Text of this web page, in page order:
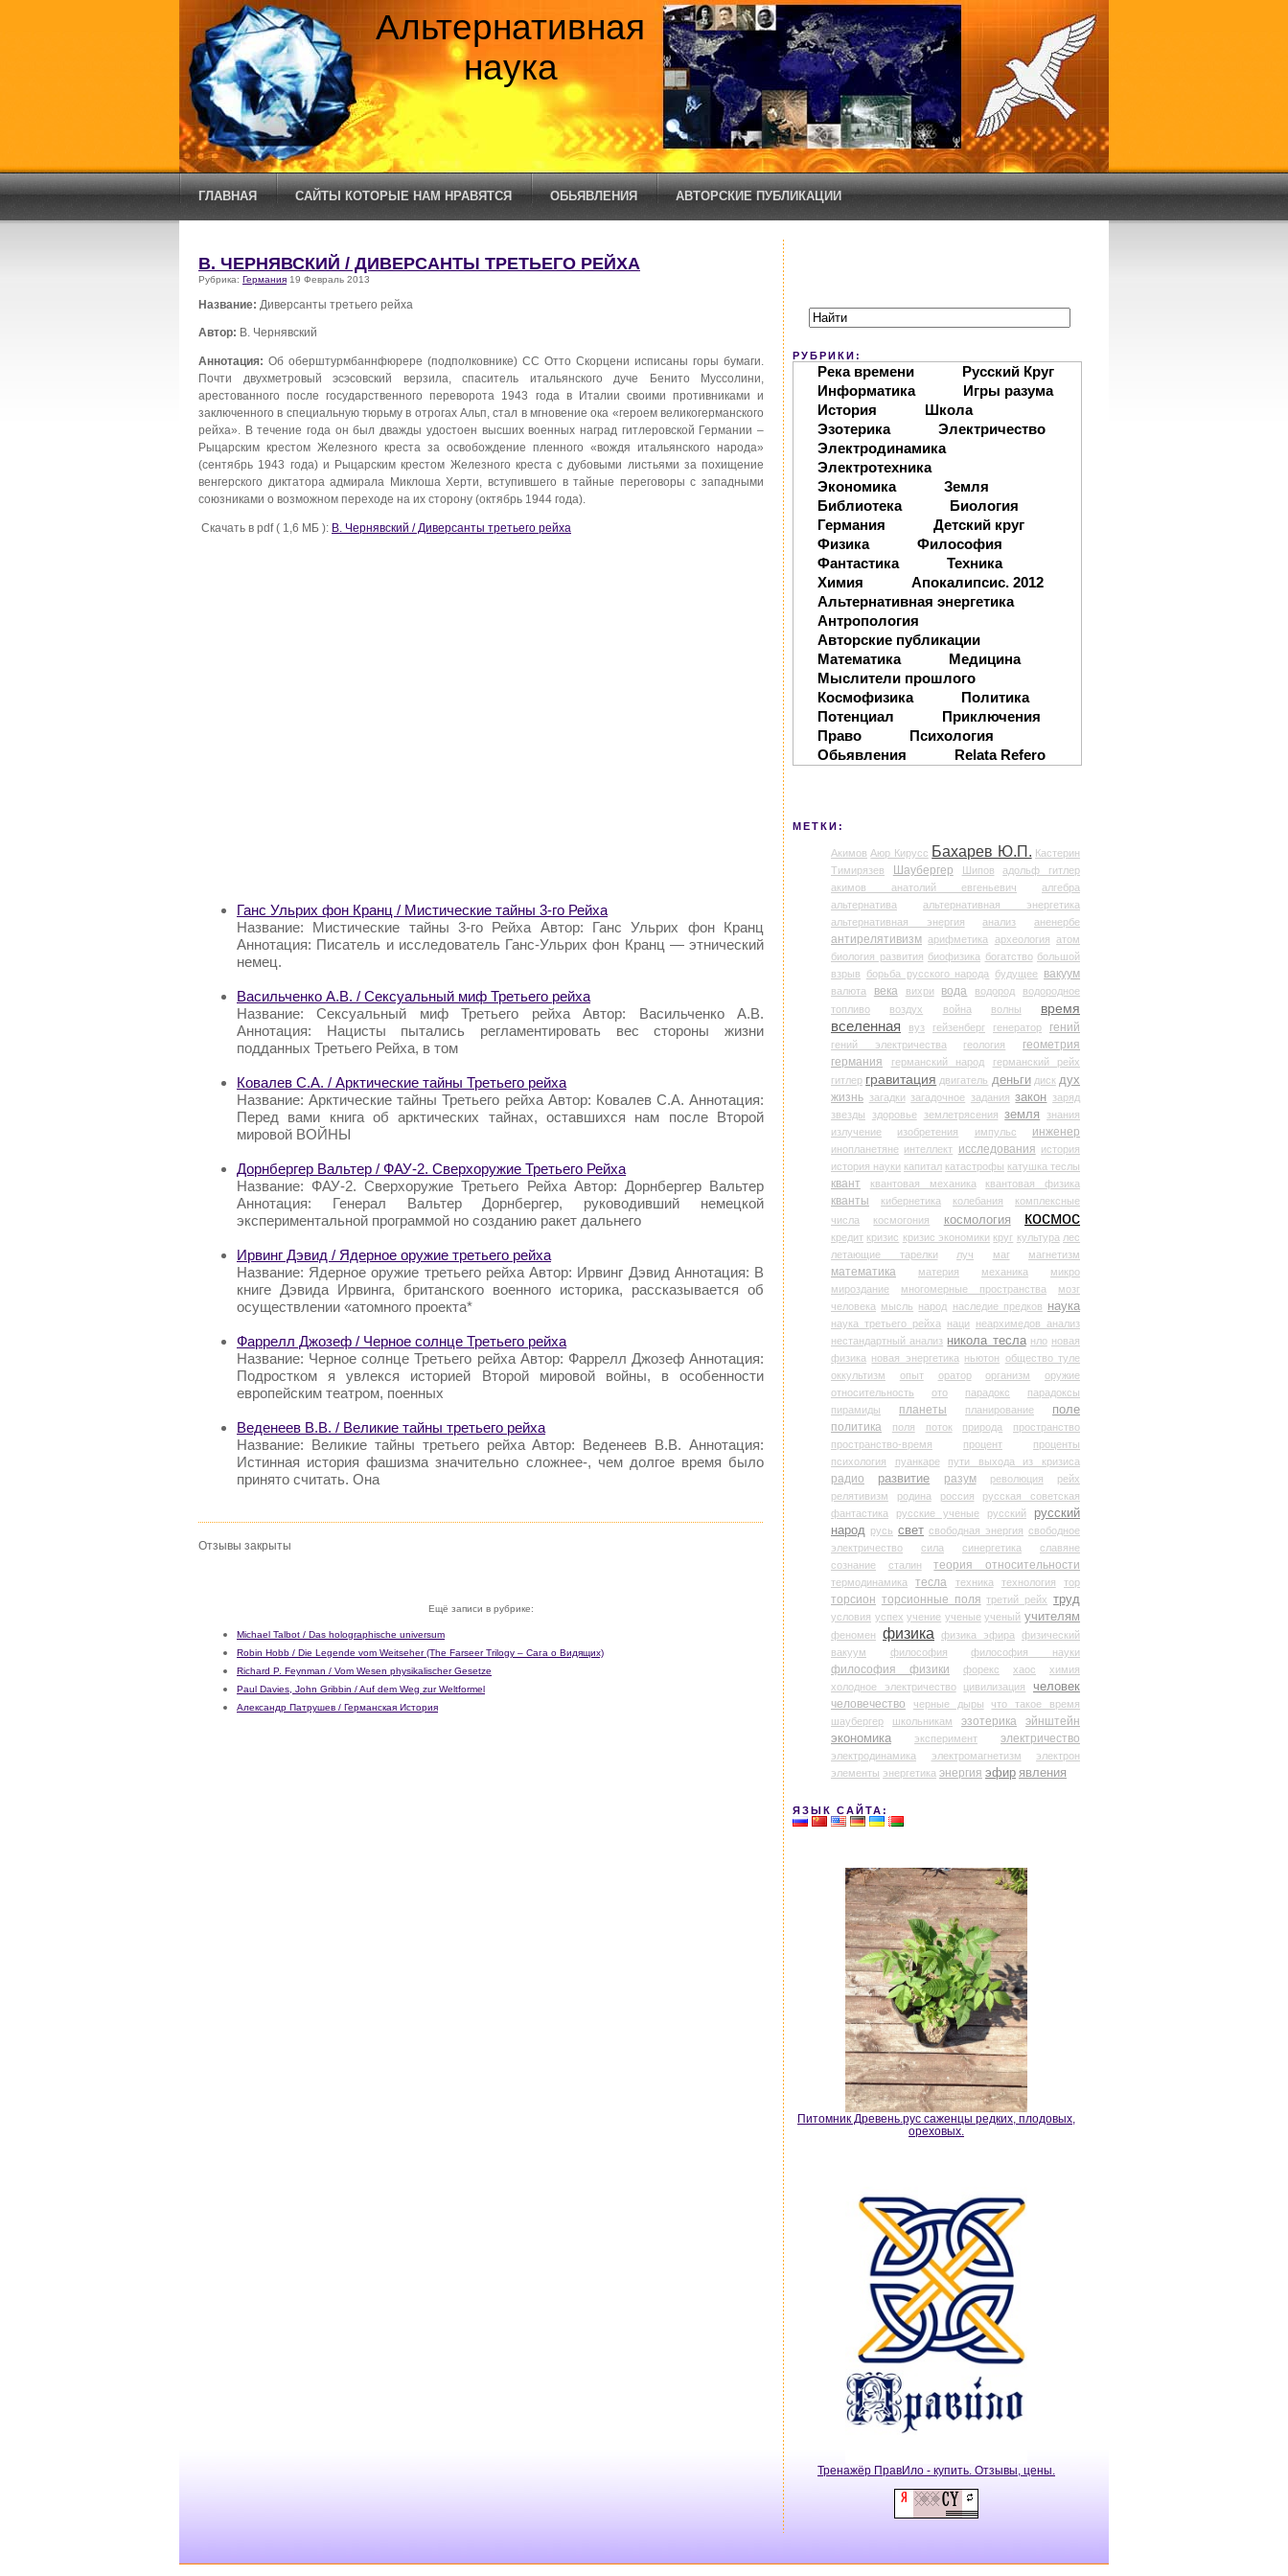
Альтернативная
наука
ГЛАВНАЯ САЙТЫ КОТОРЫЕ НАМ НРАВЯТСЯ ОБЬЯВЛЕНИЯ АВТОРСКИЕ ПУБЛИКАЦИИ
В. ЧЕРНЯВСКИЙ / ДИВЕРСАНТЫ ТРЕТЬЕГО РЕЙХА
Рубрика: Германия 19 Февраль 2013
Название: Диверсанты третьего рейха
Автор: В. Чернявский
Аннотация: Об оберштурмбаннфюрере (подполковнике) СС Отто Скорцени исписаны горы бумаги.
Почти двухметровый эсэсовский верзила, спаситель итальянского дуче Бенито Муссолини,
арестованного после государственного переворота 1943 года в Италии своими противниками и
заключенного в специальную тюрьму в отрогах Альп, стал в мгновение ока «героем великогерманского
рейха». В течение года он был дважды удостоен высших военных наград гитлеровской Германии –
Рыцарским крестом Железного креста за освобождение пленного «вождя итальянского народа»
(сентябрь 1943 года) и Рыцарским крестом Железного креста с дубовыми листьями за похищение
венгерского диктатора адмирала Миклоша Херти, вступившего в тайные переговоры с западными
союзниками о возможном переходе на их сторону (октябрь 1944 года).
Скачать в pdf ( 1,6 МБ ): В. Чернявский / Диверсанты третьего рейха
Ганс Ульрих фон Кранц / Мистические тайны 3-го Рейха
Название: Мистические тайны 3-го Рейха Автор: Ганс Ульрих фон Кранц
Аннотация: Писатель и исследователь Ганс-Ульрих фон Кранц — этнический
немец.
Васильченко А.В. / Сексуальный миф Третьего рейха
Название: Сексуальный миф Третьего рейха Автор: Васильченко А.В.
Аннотация: Нацисты пытались регламентировать вес стороны жизни
подданных Третьего Рейха, в том
Ковалев С.А. / Арктические тайны Третьего рейха
Название: Арктические тайны Третьего рейха Автор: Ковалев С.А. Аннотация:
Перед вами книга об арктических тайнах, оставшихся нам после Второй
мировой ВОЙНЫ
Дорнбергер Вальтер / ФАУ-2. Сверхоружие Третьего Рейха
Название: ФАУ-2. Сверхоружие Третьего Рейха Автор: Дорнбергер Вальтер
Аннотация: Генерал Вальтер Дорнбергер, руководивший немецкой
экспериментальной программой но созданию ракет дальнего
Ирвинг Дэвид / Ядерное оружие третьего рейха
Название: Ядерное оружие третьего рейха Автор: Ирвинг Дэвид Аннотация: В
книге Дэвида Ирвинга, британского военного историка, рассказывается об
осуществлении «атомного проекта*
Фаррелл Джозеф / Черное солнце Третьего рейха
Название: Черное солнце Третьего рейха Автор: Фаррелл Джозеф Аннотация:
Подростком я увлекся историей Второй мировой войны, в особенности
европейским театром, поенных
Веденеев В.В. / Великие тайны третьего рейха
Название: Великие тайны третьего рейха Автор: Веденеев В.В. Аннотация:
Истинная история фашизма значительно сложнее-, чем долгое время было
принято считать. Она
Отзывы закрыты
Ещё записи в рубрике:
Michael Talbot / Das holographische universum
Robin Hobb / Die Legende vom Weitseher (The Farseer Trilogy – Сага о Видящих)
Richard P. Feynman / Vom Wesen physikalischer Gesetze
Paul Davies, John Gribbin / Auf dem Weg zur Weltformel
Александр Патрушев / Германская История
РУБРИКИ:
Река времени
Русский Круг
Информатика
Игры разума
История
Школа
Эзотерика
Электричество
Электродинамика
Электротехника
Экономика
Земля
Библиотека
Биология
Германия
Детский круг
Физика
Философия
Фантастика
Техника
Химия
Апокалипсис. 2012
Альтернативная энергетика
Антропология
Авторские публикации
Математика
Медицина
Мыслители прошлого
Космофизика
Политика
Потенциал
Приключения
Право
Психология
Обьявления
Relata Refero
МЕТКИ:
Акимов Аюр Кирусс Бахарев Ю.П. Кастерин
Тимирязев
Шаубергер Шипов
адольф гитлер
акимов анатолий евгеньевич
алгебра
альтернатива
альтернативная энергетика
альтернативная энергия
анализ аненербе
антирелятивизм арифметика археология атом
биология развития биофизика богатство большой
взрыв
борьба русского народа будущее вакуум
валюта века вихри вода водород
водородное
топливо
воздух война волны
время
вселенная
вуз гейзенберг генератор гений
гений электричества геология
геометрия
германия
германский народ
германский рейх
гитлер гравитация двигатель деньги диск дух
жизнь загадки загадочное задания закон заряд
звезды
здоровье землетрясения земля
знания
излучение
изобретения импульс инженер
инопланетяне интеллект исследования история
история науки капитал катастрофы катушка теслы
квант квантовая механика квантовая физика
кванты кибернетика колебания
комплексные
числа
космогония космология космос
кредит кризис кризис экономики круг культура лес
летающие тарелки
луч маг магнетизм
математика материя механика
микро
мироздание
многомерные пространства
мозг
человека мысль народ наследие предков наука
наука третьего рейха наци
неархимедов анализ
нестандартный анализ никола тесла нло новая
физика новая энергетика ньютон общество туле
оккультизм
опыт оратор организм
оружие
относительность
ото парадокс
парадоксы
пирамиды
планеты планирование
поле
политика
поля поток природа
пространство
пространство-время
процент
проценты
психология
пуанкаре пути выхода из кризиса
радио развитие разум революция
рейх
релятивизм
родина россия
русская советская
фантастика
русские ученые русский
русский
народ русь свет свободная энергия свободное
электричество
сила синергетика
славяне
сознание
сталин теория относительности
термодинамика тесла техника технология тор
торсион торсионные поля третий рейх труд
условия успех учение ученые ученый учителям
феномен физика физика эфира
физический
вакуум
философия философия науки
философия физики форекс хаос
химия
холодное электричество
цивилизация человек
человечество черные дыры
что такое время
шаубергер
школьникам эзотерика
эйнштейн
экономика
эксперимент электричество
электродинамика электромагнетизм
электрон
элементы энергетика энергия эфир явления
ЯЗЫК САЙТА:
Питомник Древень.рус саженцы редких, плодовых,
ореховых.
Тренажёр ПравИло - купить. Отзывы, цены.